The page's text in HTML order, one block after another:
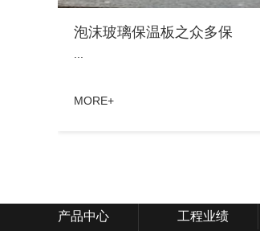
泡沫玻璃保温板之众多保
MORE+
产品中心 工程业绩